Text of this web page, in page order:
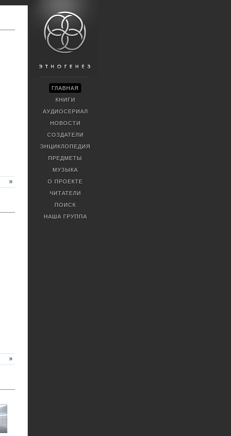
ГЛАВНАЯ
КНИГИ
АУДИОСЕРИАЛ
НОВОСТИ
СОЗДАТЕЛИ
ЭНЦИКЛОПЕДИЯ
ПРЕДМЕТЫ
МУЗЫКА
О ПРОЕКТЕ
ЧИТАТЕЛИ
ПОИСК
НАША ГРУППА